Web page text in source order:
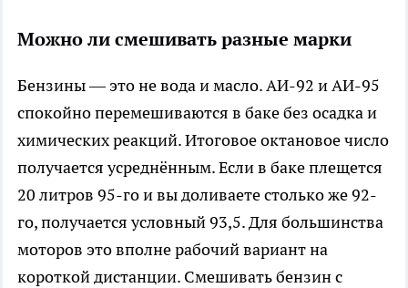
Можно ли смешивать разные марки
Бензины — это не вода и масло. АИ-92 и АИ-95
спокойно перемешиваются в баке без осадка и
химических реакций. Итоговое октановое число
получается усреднённым. Если в баке плещется
20 литров 95-го и вы доливаете столько же 92-
го, получается условный 93,5. Для большинства
моторов это вполне рабочий вариант на
короткой дистанции. Смешивать бензин с